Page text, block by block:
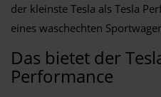
der kleinste Tesla als Tesla
eines waschechten
Das bietet der
Performance